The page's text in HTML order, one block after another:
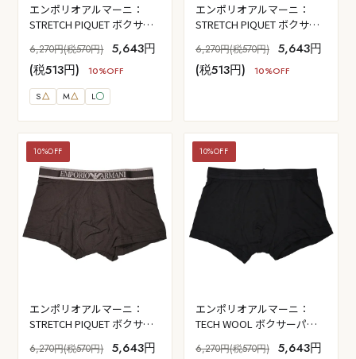
エンポリオアルマーニ：
STRETCH PIQUET ボクサー
パンツ (アルマーニ・ブル
ー)
6,270円(税570円) 5,643円
(税513円)
10%OFF
S△ M△ L〇
エンポリオアルマーニ：
STRETCH PIQUET ボクサー
6,270円(税570円)
5,643円
(税513円)
10%OFF
10%OFF
エンポリオアルマーニ：
STRETCH PIQUET ボクサー
6,270円(税570円) 5,643円
10%OFF
エンポリオアルマーニ：
TECH WOOL ボクサーパン
6,270円(税570円)
5,643円